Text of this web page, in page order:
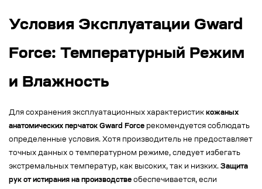
Условия Эксплуатации Gward
Force: Температурный Режим
и Влажность
Для сохранения эксплуатационных характеристик кожаных
анатомических перчаток Gward Force рекомендуется соблюдать
определенные условия. Хотя производитель не предоставляет
точных данных о температурном режиме, следует избегать
экстремальных температур, как высоких, так и низких. Защита
рук от истирания на производстве обеспечивается, если